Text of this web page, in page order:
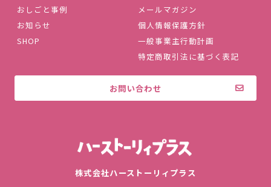
おしごと事例
お知らせ
SHOP
メールマガジン
個人情報保護方針
一般事業主行動計画
特定商取引法に基づく表記
お問い合わせ
株式会社ハーストーリィプラス